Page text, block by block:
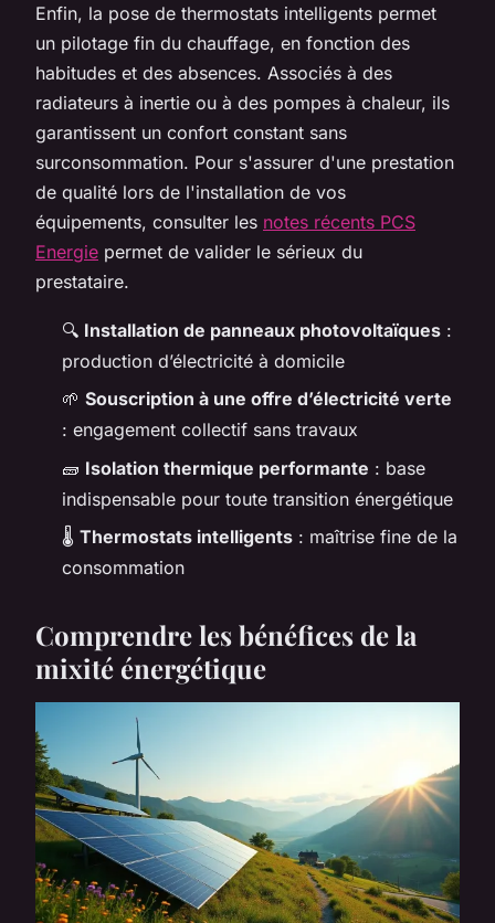
Enfin, la pose de thermostats intelligents permet
un pilotage fin du chauffage, en fonction des
habitudes et des absences. Associés à des
radiateurs à inertie ou à des pompes à chaleur, ils
garantissent un confort constant sans
surconsommation. Pour s'assurer d'une prestation
de qualité lors de l'installation de vos
équipements, consulter les notes récents PCS
Energie permet de valider le sérieux du
prestataire.
🔍 Installation de panneaux photovoltaïques :
production d’électricité à domicile
🌱 Souscription à une offre d’électricité verte
: engagement collectif sans travaux
🧱 Isolation thermique performante : base
indispensable pour toute transition énergétique
🌡️ Thermostats intelligents : maîtrise fine de la
consommation
Comprendre les bénéfices de la
mixité énergétique